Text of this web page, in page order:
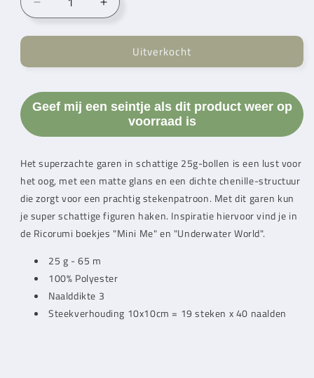
Aantal
verlagen
voor
Design
Nilli
Nilli
(003)
Aantal
verhogen
voor
Design
Nilli
Nilli
Yellow
(003)
Uitverkocht
Geef mij een seintje als dit product weer op
voorraad is
Het superzachte garen in schattige 25g-bollen is een lust voor
het oog, met een matte glans en een dichte chenille-structuur
die zorgt voor een prachtig stekenpatroon. Met dit garen kun
je super schattige figuren haken. Inspiratie hiervoor vind je in
de Ricorumi boekjes "Mini Me" en "Underwater World".
25 g - 65 m
100% Polyester
Naalddikte 3
Steekverhouding 10x10cm = 19 steken x 40 naalden